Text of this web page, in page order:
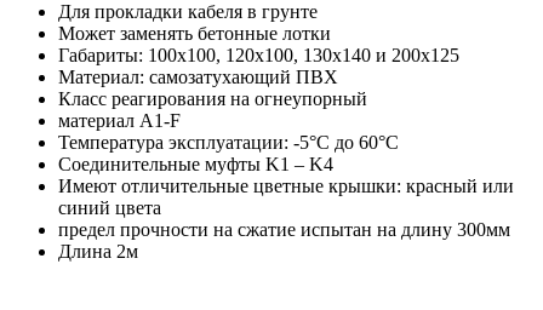
Для прокладки кабеля в грунте
Может заменять бетонные лотки
Габариты: 100x100, 120x100, 130x140 и 200x125
Материал: самозатухающий ПВХ
Класс реагирования на огнеупорный
материал A1-F
Температура эксплуатации: -5°C до 60°C
Соединительные муфты K1 – K4
Имеют отличительные цветные крышки: красный или
синий цвета
предел прочности на сжатие испытан на длину 300мм
Длина 2м